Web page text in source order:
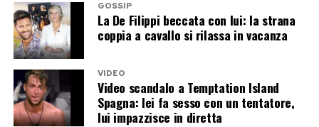
GOSSIP
La De Filippi beccata con lui: la strana
coppia a cavallo si rilassa in vacanza
VIDEO
Video scandalo a Temptation Island
Spagna: lei fa sesso con un tentatore,
lui impazzisce in diretta